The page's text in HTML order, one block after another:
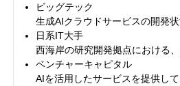
ビッグテック
生成AIクラウドサービスの開発
日系IT大手
西海岸の研究開発拠点における
ベンチャーキャピタル
AIを活用したサービスを提供し